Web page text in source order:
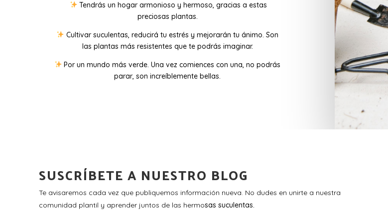
Tendrás un hogar armonioso y hermoso, gracias a estas
preciosas plantas.
Cultivar suculentas, reducirá tu estrés y mejorarán tu ánimo. Son
las plantas más resistentes que te podrás imaginar.
Por un mundo más verde. Una vez comiences con una, no podrás
parar, son increíblemente bellas.
SUSCRÍBETE A NUESTRO BLOG
Te avisaremos cada vez que publiquemos información nueva. No dudes en unirte a nuestra
comunidad plantil y aprender juntos de las hermosas suculentas.